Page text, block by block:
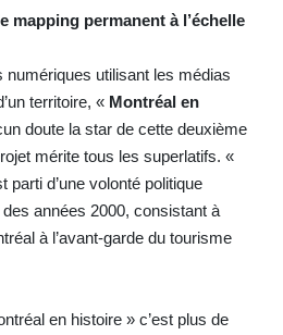
mapping permanent à l’échelle
numériques utilisant les médias
territoire, « Montréal en
doute la star de cette deuxième
mérite tous les superlatifs. «
parti d’une volonté politique
années 2000, consistant à
à l’avant-garde du tourisme
en histoire » c’est plus de